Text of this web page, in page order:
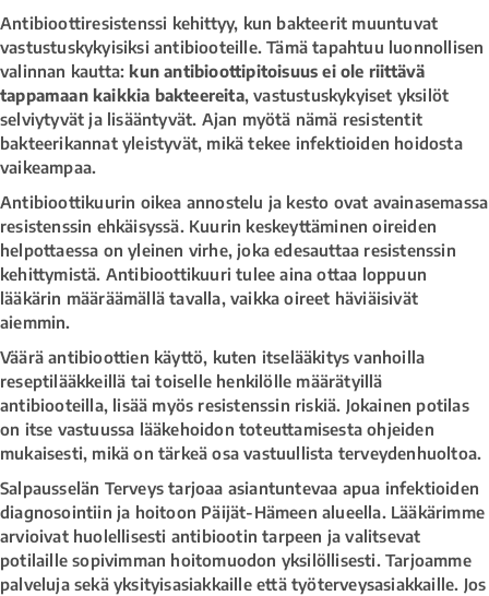
Antibioottiresistenssi kehittyy, kun bakteerit muuntuvat
vastustuskykyisiksi antibiooteille. Tämä tapahtuu luonnollisen
valinnan kautta: kun antibioottipitoisuus ei ole riittävä
tappamaan kaikkia bakteereita, vastustuskykyiset yksilöt
selviytyvät ja lisääntyvät. Ajan myötä nämä resistentit
bakteerikannat yleistyvät, mikä tekee infektioiden hoidosta
vaikeampaa.
Antibioottikuurin oikea annostelu ja kesto ovat avainasemassa
resistenssin ehkäisyssä. Kuurin keskeyttäminen oireiden
helpottaessa on yleinen virhe, joka edesauttaa resistenssin
kehittymistä. Antibioottikuuri tulee aina ottaa loppuun
lääkärin määräämällä tavalla, vaikka oireet häviäisivät
aiemmin.
Väärä antibioottien käyttö, kuten itselääkitys vanhoilla
reseptilääkkeillä tai toiselle henkilölle määrätyillä
antibiooteilla, lisää myös resistenssin riskiä. Jokainen potilas
on itse vastuussa lääkehoidon toteuttamisesta ohjeiden
mukaisesti, mikä on tärkeä osa vastuullista terveydenhuoltoa.
Salpausselän Terveys tarjoaa asiantuntevaa apua infektioiden
diagnosointiin ja hoitoon Päijät-Hämeen alueella. Lääkärimme
arvioivat huolellisesti antibiootin tarpeen ja valitsevat
potilaille sopivimman hoitomuodon yksilöllisesti. Tarjoamme
palveluja sekä yksityisasiakkaille että työterveysasiakkaille. Jos